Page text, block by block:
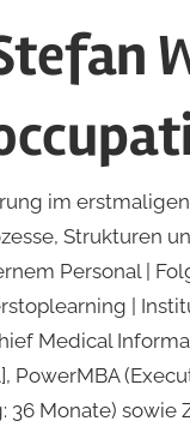
im
Strukturen
Personal |
|
Medical
PowerMBA
36 Monate)